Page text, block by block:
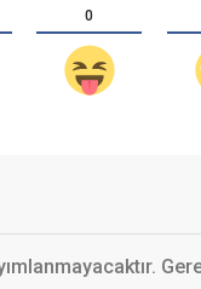
0